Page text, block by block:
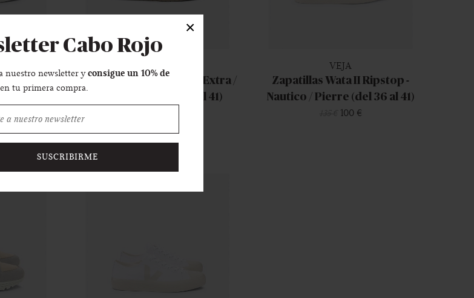
Cabo Rojo
nuestro newsletter yconsigue un 10% de
en tu primera compra.
SUSCRIBIRME
×
(del 36 al
Zapatillas V-12 Leather - Extra /
Black / Dune (del 36 al 41)
VEJA
Zapatillas Wata II Ripstop -
Nautico / Pierre (del 36 al 41)
100 €